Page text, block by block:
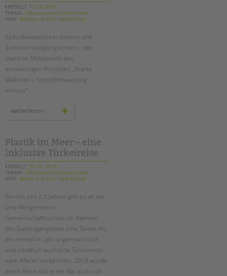
ERSTELLT 12.06.2019
THEMA
InklusionSchulsozialarbeit
VON
Barbara Brecht-Hadraschek
Selbstbewusstsein stärken und
Selbstverteidigung lernen – das
stand im Mittelpunkt des
dreiwöchigen Projektes „Starke
Mädchen – Selbstbehauptung
inklusiv“.
weiterlesen
mädchen
Plastik im Meer – eine
inklusive Türkeireise
ERSTELLT 05.06.2019
THEMA
InklusionSchulsozialarbeit
VON
Barbara Brecht-Hadraschek
Bereits seit 2,5 Jahren gibt es an der
Lina-Morgenstern-
Gemeinschaftsschule im Rahmen
des Ganztagangebots eine Türkei-AG,
die einmal im Jahr organisatorisch
und inhaltlich auch eine Türkeireise
nach Afacan vorbereitet. 2018 wurde
diese Reise das erste Mal auch von